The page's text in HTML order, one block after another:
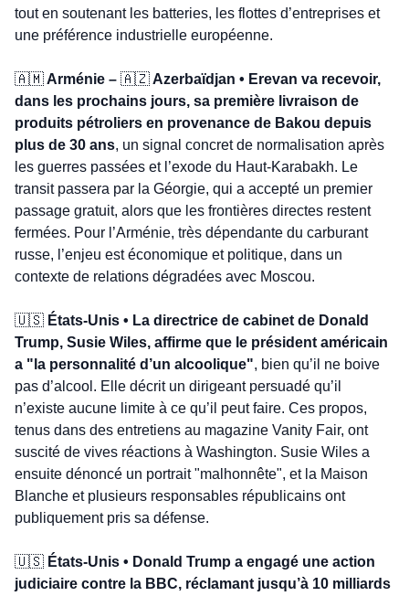
tout en soutenant les batteries, les flottes d’entreprises et
une préférence industrielle européenne.
🇦🇲 Arménie – 🇦🇿 Azerbaïdjan • Erevan va recevoir,
dans les prochains jours, sa première livraison de
produits pétroliers en provenance de Bakou depuis
plus de 30 ans, un signal concret de normalisation après
les guerres passées et l’exode du Haut-Karabakh. Le
transit passera par la Géorgie, qui a accepté un premier
passage gratuit, alors que les frontières directes restent
fermées. Pour l’Arménie, très dépendante du carburant
russe, l’enjeu est économique et politique, dans un
contexte de relations dégradées avec Moscou.
🇺🇸 États-Unis • La directrice de cabinet de Donald
Trump, Susie Wiles, affirme que le président américain
a "la personnalité d’un alcoolique", bien qu’il ne boive
pas d’alcool. Elle décrit un dirigeant persuadé qu’il
n’existe aucune limite à ce qu’il peut faire. Ces propos,
tenus dans des entretiens au magazine Vanity Fair, ont
suscité de vives réactions à Washington. Susie Wiles a
ensuite dénoncé un portrait "malhonnête", et la Maison
Blanche et plusieurs responsables républicains ont
publiquement pris sa défense.
🇺🇸 États-Unis • Donald Trump a engagé une action
judiciaire contre la BBC, réclamant jusqu’à 10 milliards